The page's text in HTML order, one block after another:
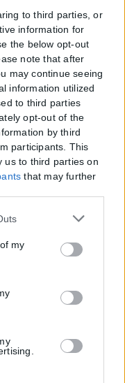
to third parties, or
information for
the below opt-out
note that after
may continue seeing
information utilized
to third parties
opt-out of the
by third
participants. This
us to third parties on
that may further
one or more Google
You may
and its third-party
purposes in below
my